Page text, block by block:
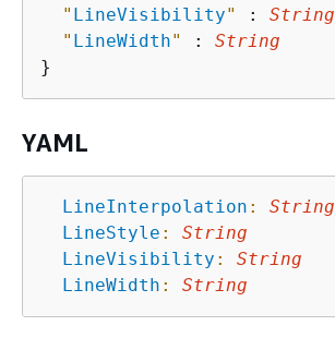
" LineVisibility" : String
" LineWidth" : String
YAML
LineInterpolation :
String
LineStyle :
String
LineVisibility :
String
LineWidth : String